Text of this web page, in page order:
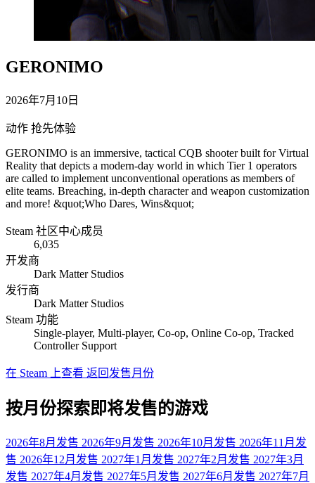
GERONIMO
2026年7月10日
动作 抢先体验
GERONIMO is an immersive, tactical CQB shooter built for Virtual
Reality that depicts a modern-day world in which Tier 1 operators
are called to implement unconventional operations as members of
elite teams. Breaching, in-depth character and weapon customization
and more! &quot;Who Dares, Wins&quot;
Steam 社区中心成员
6,035
开发商
Dark Matter Studios
发行商
Dark Matter Studios
Steam 功能
Single-player, Multi-player, Co-op, Online Co-op, Tracked
Controller Support
在 Steam 上查看 返回发售月份
按月份探索即将发售的游戏
2026年8月发售 2026年9月发售 2026年10月发售 2026年11月发
售 2026年12月发售 2027年1月发售 2027年2月发售 2027年3月
发售 2027年4月发售 2027年5月发售 2027年6月发售 2027年7月